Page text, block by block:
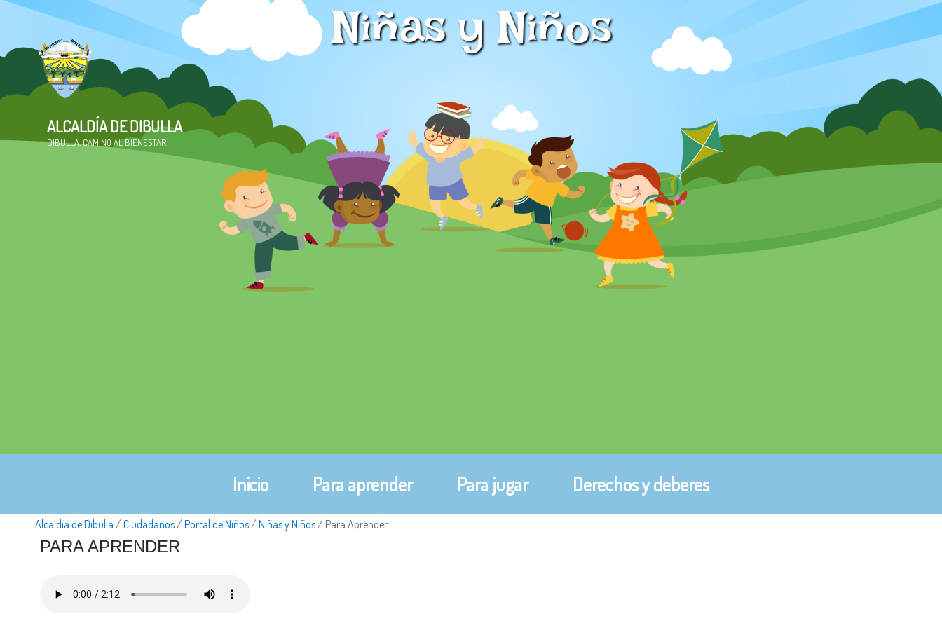
ALCALDÍA DE DIBULLA
DIBULLA, CAMINO AL BIENESTAR
Niñas y Niños
Inicio Para aprender Para jugar Derechos y deberes
Alcaldía de Dibulla / Ciudadanos/ Portal de Niños/ Niñas y Niños/ Para Aprender
​​​PARA APRENDER